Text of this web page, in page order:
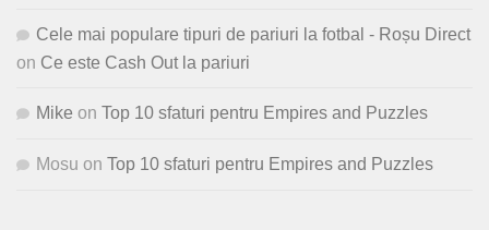
Cele mai populare tipuri de pariuri la fotbal - Roșu Direct
on Ce este Cash Out la pariuri
Mike on Top 10 sfaturi pentru Empires and Puzzles
Mosu on Top 10 sfaturi pentru Empires and Puzzles